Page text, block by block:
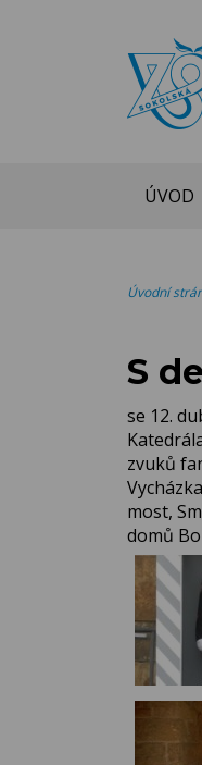
ÚVOD
Úvodní
S
se 12.
zvuků
most,
domů